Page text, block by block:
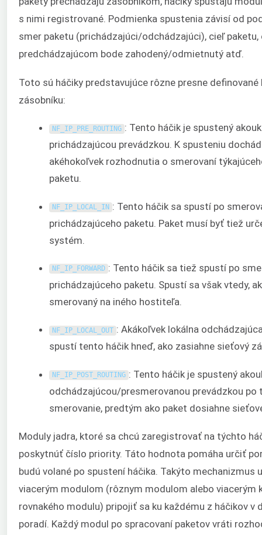
s nimi registrované. Podmienka spustenia závisí od
smer paketu (prichádzajúci/odchádzajúci), cieľ paketu,
predchádzajúcom bode zahodený/odmietnutý atď.
Toto sú háčiky predstavujúce rôzne presne
zásobníku:
NF_IP_PRE_ROUTING : Tento háčik je spustený
prichádzajúcou prevádzkou. K spusteniu
akéhokoľvek rozhodnutia o smerovaní
paketu.
NF_IP_LOCAL_IN : Tento háčik sa spustí po
prichádzajúceho paketu. Paket musí byť tiež
systém.
NF_IP_FORWARD : Tento háčik sa tiež spustí po
prichádzajúceho paketu. Spustí sa však vtedy,
smerovaný na iného hostiteľa.
NF_IP_LOCAL_OUT : Akákoľvek lokálna
spustí tento háčik hneď, ako zasiahne sieťový
NF_IP_POST_ROUTING : Tento háčik je spustený
odchádzajúcou/presmerovanou prevádzkou po
smerovanie, predtým ako paket dosiahne
Moduly jadra, ktoré sa chcú zaregistrovať na týchto
poskytnúť číslo priority. Táto hodnota pomáha určiť
budú volané po spustení háčika. Takýto mechanizmus
viacerým modulom (rôznym modulom alebo viacerým
rovnakého modulu) pripojiť sa ku každému z háčikov
poradí. Každý modul po spracovaní paketov vráti